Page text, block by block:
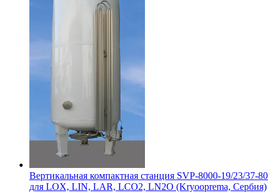
Вертикальная компактная станция SVP-8000-19/23/37-80
для LOX, LIN, LAR, LCO2, LN2O (Kryooprema, Сербия)